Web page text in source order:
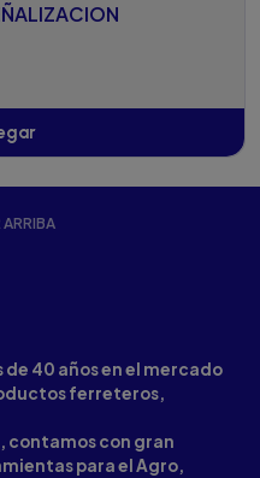
ARRIBA
de 40 años en el mercado
ferreteros,
contamos con gran
para el Agro,